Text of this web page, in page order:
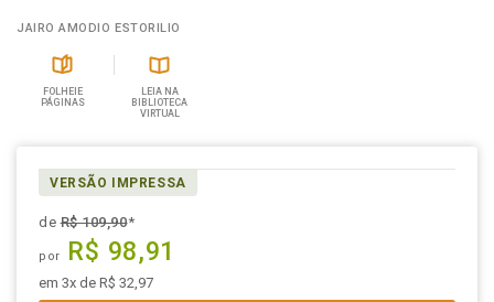
JAIRO AMODIO ESTORILIO
FOLHEIE
PÁGINAS
LEIA NA
BIBLIOTECA
VIRTUAL
VERSÃO IMPRESSA
deR$ 109,90*
por R$ 98,91
em 3x de R$ 32,97